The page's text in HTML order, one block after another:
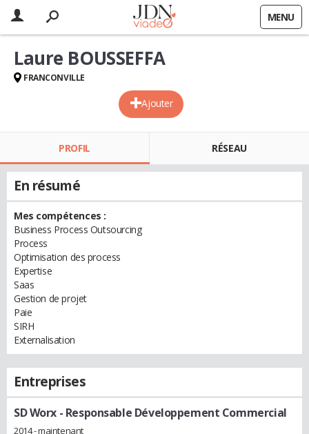
MENU
Ajouter
Laure BOUSSEFFA
FRANCONVILLE
PROFIL RÉSEAU
En résumé
Mes compétences :
Business Process Outsourcing
Process
Optimisation des process
Expertise
Saas
Gestion de projet
Paie
SIRH
Externalisation
Entreprises
SD Worx - Responsable Développement Commercial
2014 - maintenant